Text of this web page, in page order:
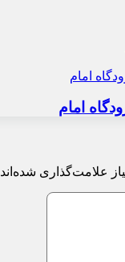
امام
علامت‌گذاری شده‌اند